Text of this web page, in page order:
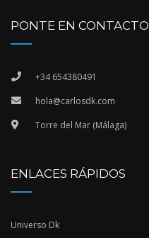
PONTE EN CONTACTO
+34 654380491
hola@carlosdk.com
Torre del Mar (Málaga)
ENLACES RÁPIDOS
Universo Dk